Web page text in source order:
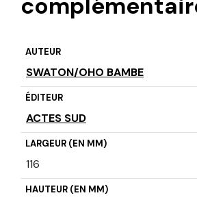
AUTEUR
SWATON/OHO BAMBE
ÉDITEUR
ACTES SUD
LARGEUR (EN MM)
116
HAUTEUR (EN MM)